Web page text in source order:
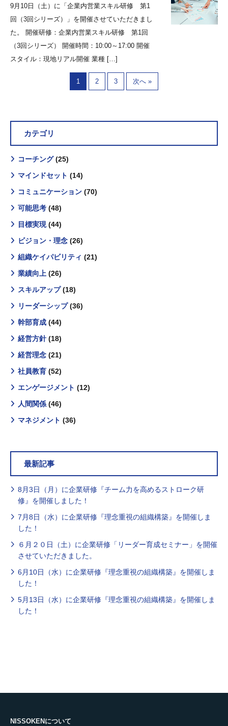
9月10日（土）に「企業内営業スキル研修 第1
回（3回シリーズ）」を開催させていただきまし
た。 開催研修：企業内営業スキル研修 第1回
（3回シリーズ） 開催時間：10:00～17:00 開催
スタイル：現地リアル開催 業種 […]
1 2 3 次へ »
カテゴリ
コーチング(25)
マインドセット (14)
コミュニケーション (70)
可能思考 (48)
目標実現(44)
ビジョン・理念 (26)
組織ケイパビリティ (21)
業績向上 (26)
スキルアップ(18)
リーダーシップ(36)
幹部育成 (44)
経営方針(18)
経営理念 (21)
社員教育 (52)
エンゲージメント (12)
人間関係 (46)
マネジメント (36)
最新記事
8月3日（月）に企業研修『チーム力を高めるストローク研
修』を開催しました！
7月8日（水）に企業研修『理念重視の組織構築』を開催しま
した！
６月２０日（土）に企業研修「リーダー育成セミナー」を開催
させていただきました。
6月10日（水）に企業研修『理念重視の組織構築』を開催しま
した！
5月13日（水）に企業研修『理念重視の組織構築』を開催しま
した！
NISSOKENについて